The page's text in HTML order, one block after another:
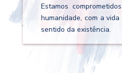
Estamos
humanidade, com a
sentido da existência.